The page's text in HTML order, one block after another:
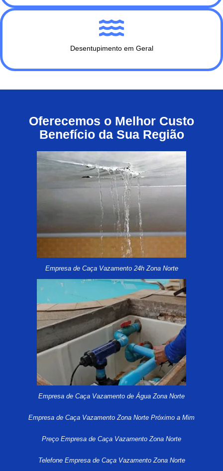
Desentupimento em Geral
Oferecemos o Melhor Custo
Benefício da Sua Região
Empresa de Caça Vazamento 24h Zona Norte
Empresa de Caça Vazamento de Água Zona Norte
Empresa de Caça Vazamento Zona Norte Próximo a Mim
Preço Empresa de Caça Vazamento Zona Norte
Telefone Empresa de Caça Vazamento Zona Norte